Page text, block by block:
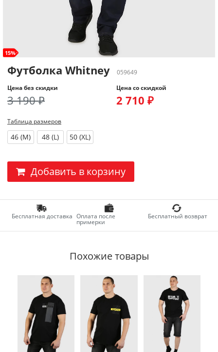
15%
Футболка Whitney
059649
Цена без скидки
3 190 ₽
Цена со скидкой
2 710 ₽
Таблица размеров
46 (M) 48 (L) 50 (XL)
Добавить в корзину
Бесплатная доставка Оплата после
примерки
Бесплатный возврат
Похожие товары